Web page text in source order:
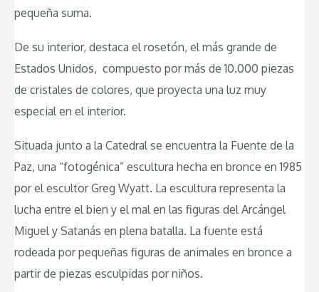
pequeña suma.
De su interior, destaca el rosetón, el más grande de
Estados Unidos, compuesto por más de 10.000 piezas
de cristales de colores, que proyecta una luz muy
especial en el interior.
Situada junto a la Catedral se encuentra la Fuente de la
Paz, una “fotogénica” escultura hecha en bronce en 1985
por el escultor Greg Wyatt. La escultura representa la
lucha entre el bien y el mal en las figuras del Arcángel
Miguel y Satanás en plena batalla. La fuente está
rodeada por pequeñas figuras de animales en bronce a
partir de piezas esculpidas por niños.